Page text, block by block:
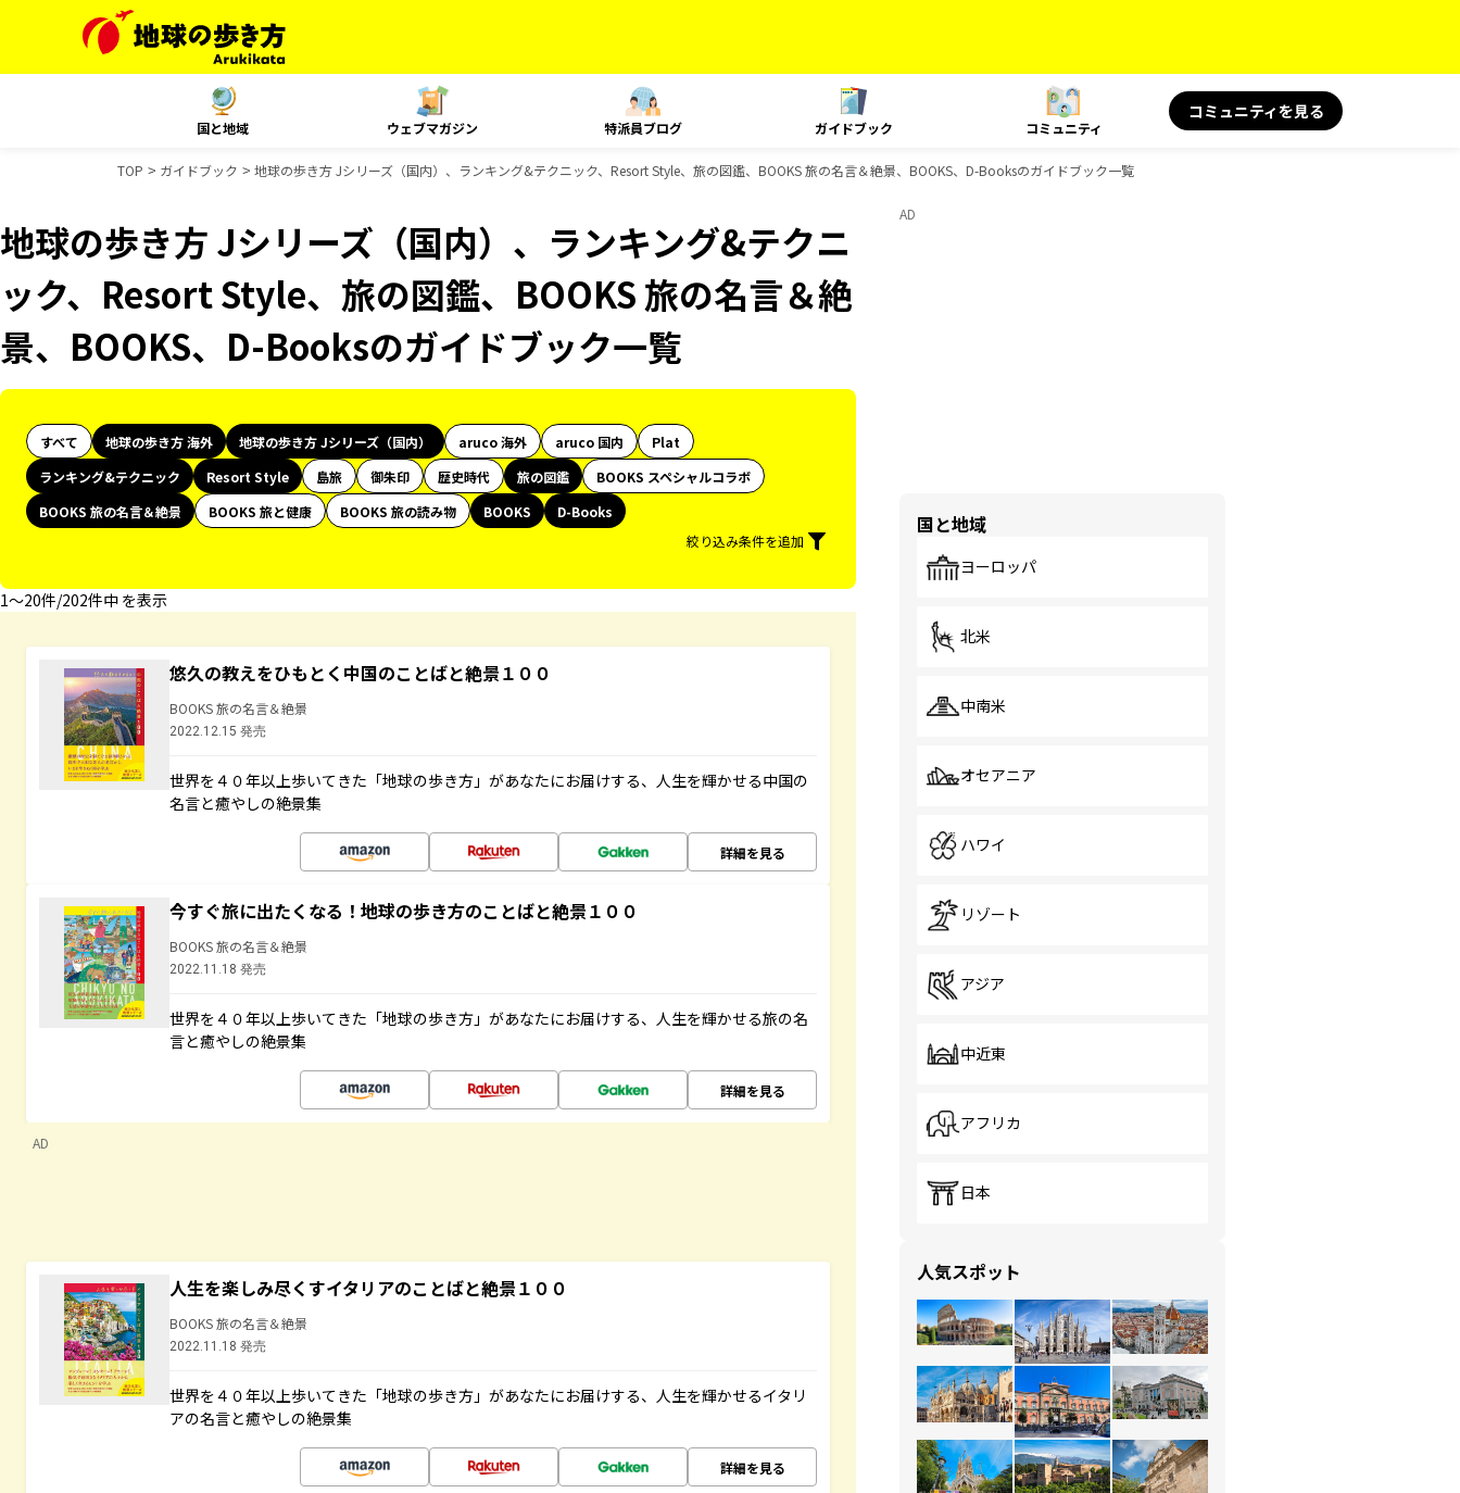
国と地域 ウェブマガジン 特派員ブログ ガイドブック コミュニティ
コミュニティを見る
TOP ガイドブック 地球の歩き方 Jシリーズ（国内）、ランキング&テクニック、Resort Style、旅の図鑑、BOOKS 旅の名言＆絶景、BOOKS、D-Booksのガイドブック一覧
地球の歩き方 Jシリーズ（国内）、ランキング&テクニ
ック、Resort Style、旅の図鑑、BOOKS 旅の名言＆絶
景、BOOKS、D-Booksのガイドブック一覧
すべて 地球の歩き方 海外 地球の歩き方 Jシリーズ（国内） aruco 海外 aruco 国内
Plat
ランキング&テクニック
Resort Style 島旅 御朱印 歴史時代 旅の図鑑
BOOKS スペシャルコラボ
BOOKS 旅の名言＆絶景
BOOKS 旅と健康 BOOKS 旅の読み物 BOOKS
D-Books
絞り込み条件を追加
1〜20件/202件中 を表示
悠久の教えをひもとく中国のことばと絶景１００
BOOKS 旅の名言＆絶景
2022.12.15 発売
世界を４０年以上歩いてきた「地球の歩き方」があなたにお届けする、人生を輝かせる中国の
名言と癒やしの絶景集
詳細を見る
今すぐ旅に出たくなる！地球の歩き方のことばと絶景１００
BOOKS 旅の名言＆絶景
2022.11.18 発売
世界を４０年以上歩いてきた「地球の歩き方」があなたにお届けする、人生を輝かせる旅の名
言と癒やしの絶景集
詳細を見る
AD
人生を楽しみ尽くすイタリアのことばと絶景１００
BOOKS 旅の名言＆絶景
2022.11.18 発売
世界を４０年以上歩いてきた「地球の歩き方」があなたにお届けする、人生を輝かせるイタリ
アの名言と癒やしの絶景集
詳細を見る
AD
国と地域
ヨーロッパ
北米
中南米
オセアニア
ハワイ
リゾート
アジア
中近東
アフリカ
日本
人気スポット